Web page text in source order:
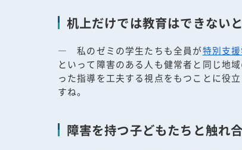
机上だけでは教育はできない
― 私のゼミの学生たちも全員が特別支
といって障害のある人も健常者と同じ地
った指導を工夫する視点をもつことに役
すね。
障害を持つ子どもたちと触れ